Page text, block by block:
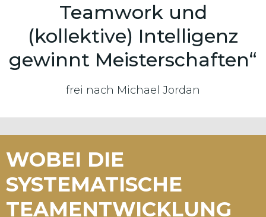
Teamwork und
(kollektive) Intelligenz
gewinnt Meisterschaften“
frei nach Michael Jordan
WOBEI DIE
SYSTEMATISCHE
TEAMENTWICKLUNG